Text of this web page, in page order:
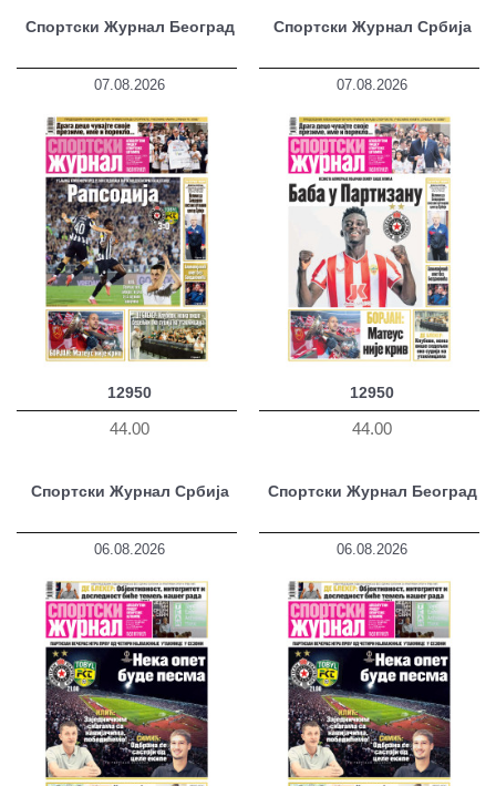
Спортски Журнал Београд
07.08.2026
12950
44.00
Спортски Журнал Србија
07.08.2026
12950
44.00
Спортски Журнал Србија
06.08.2026
Спортски Журнал Београд
06.08.2026